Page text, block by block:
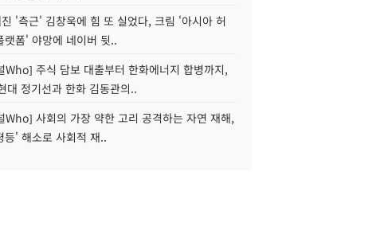
'측근' 김창욱에 힘 또 실었다, 크림 '아시아 허
랫폼' 야망에 네이버 뒷..
Who] 주식 담보 대출부터 한화에너지 합병까지,
대 정기선과 한화 김동관의..
Who] 사회의 가장 약한 고리 공격하는 자연 재해,
등' 해소로 사회적 재..